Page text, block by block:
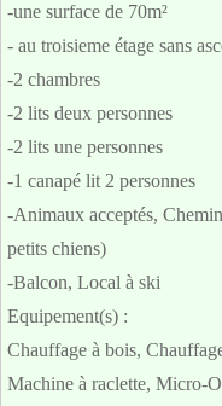
-une surface de 70m²
- au troisieme étage sans
-2 chambres
-2 lits deux personnes
-2 lits une personnes
-1 canapé lit 2 personnes
-Animaux acceptés,
petits chiens)
-Balcon, Local à ski
Equipement(s) :
Chauffage à bois,
Machine à raclette, Micro-